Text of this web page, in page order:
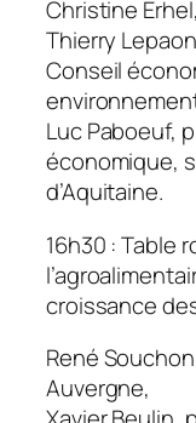
Christine
Thierry
Conseil
Luc Paboeuf,
économique,
d’Aquitaine.
16h30 : Table
croissance
René
Auvergne,